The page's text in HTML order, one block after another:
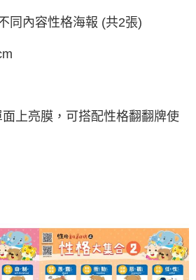
同內容性格海報 (共2張)
上亮膜，可搭配性格翻翻牌使